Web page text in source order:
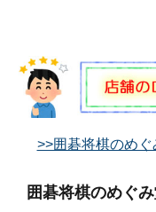
>>囲碁将棋のめ
囲碁将棋のめぐ